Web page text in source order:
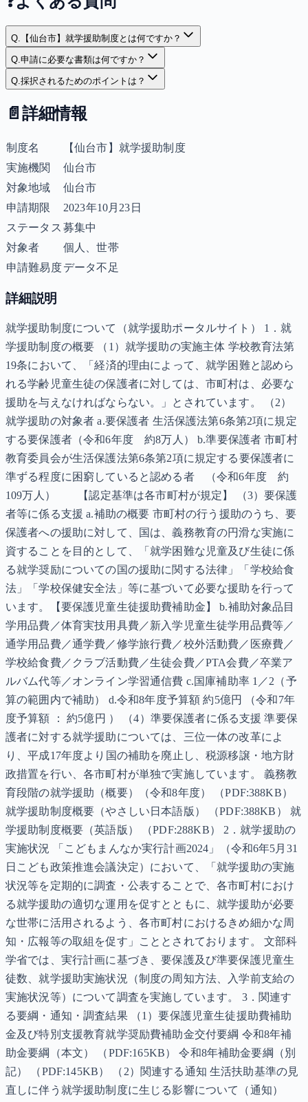
Q. 【仙台市】就学援助制度とは何ですか？
Q.申請に必要な書類は何ですか？
Q.採択されるためのポイントは？
📄 詳細情報
制度名
【仙台市】就学援助制度
実施機関
仙台市
対象地域
仙台市
申請期限
2023年10月23日
ステータス 募集中
対象者
個人、世帯
申請難易度データ不足
詳細説明
就学援助制度について（就学援助ポータルサイト） 1．就
学援助制度の概要 （1）就学援助の実施主体 学校教育法第
19条において、「経済的理由によって、就学困難と認めら
れる学齢児童生徒の保護者に対しては、市町村は、必要な
援助を与えなければならない。」とされています。 （2）
就学援助の対象者 a.要保護者 生活保護法第6条第2項に規定
する要保護者（令和6年度 約8万人） b.準要保護者 市町村
教育委員会が生活保護法第6条第2項に規定する要保護者に
準ずる程度に困窮していると認める者 （令和6年度 約
109万人） 【認定基準は各市町村が規定】 （3）要保護
者等に係る支援 a.補助の概要 市町村の行う援助のうち、要
保護者への援助に対して、国は、義務教育の円滑な実施に
資することを目的として、「就学困難な児童及び生徒に係
る就学奨励についての国の援助に関する法律」「学校給食
法」「学校保健安全法」等に基づいて必要な援助を行って
います。【要保護児童生徒援助費補助金】 b.補助対象品目
学用品費／体育実技用具費／新入学児童生徒学用品費等／
通学用品費／通学費／修学旅行費／校外活動費／医療費／
学校給食費／クラブ活動費／生徒会費／PTA会費／卒業ア
ルバム代等／オンライン学習通信費 c.国庫補助率 1／2（予
算の範囲内で補助） d.令和8年度予算額 約5億円 （令和7年
度予算額 ： 約5億円 ） （4）準要保護者に係る支援 準要保
護者に対する就学援助については、三位一体の改革によ
り、平成17年度より国の補助を廃止し、税源移譲・地方財
政措置を行い、各市町村が単独で実施しています。 義務教
育段階の就学援助（概要）（令和8年度） （PDF:388KB）
就学援助制度概要（やさしい日本語版） （PDF:388KB） 就
学援助制度概要（英語版） （PDF:288KB） 2．就学援助の
実施状況 「こどもまんなか実行計画2024」（令和6年5月31
日こども政策推進会議決定）において、「就学援助の実施
状況等を定期的に調査・公表することで、各市町村におけ
る就学援助の適切な運用を促すとともに、就学援助が必要
な世帯に活用されるよう、各市町村におけるきめ細かな周
知・広報等の取組を促す」こととされております。 文部科
学省では、実行計画に基づき、要保護及び準要保護児童生
徒数、就学援助実施状況（制度の周知方法、入学前支給の
実施状況等）について調査を実施しています。 3．関連す
る要綱・通知・調査結果 （1）要保護児童生徒援助費補助
金及び特別支援教育就学奨励費補助金交付要綱 令和8年補
助金要綱（本文） （PDF:165KB） 令和8年補助金要綱（別
記） （PDF:145KB） （2）関連する通知 生活扶助基準の見
直しに伴う就学援助制度に生じる影響について（通知）